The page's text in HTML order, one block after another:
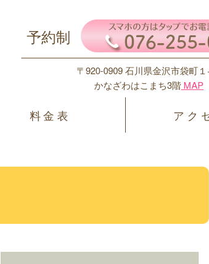
予約制
〒920-0909 石川県金沢市袋町１
かなざわはこまち3階 MAP
料金表 アク